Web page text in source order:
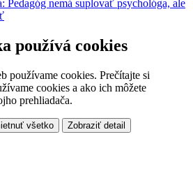
Pedagóg nemá suplovať psychológa, ale
používá cookies
používame cookies. Prečítajte si
cookies a ako ich môžete
prehliadača.
všetko Zobraziť detail